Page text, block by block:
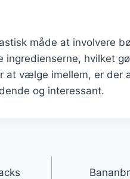
måde at involvere
ingredienserne, hvilket
at vælge imellem, er der
og interessant.